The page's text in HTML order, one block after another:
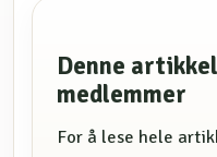
Denne
medlemmer
For å lese hele